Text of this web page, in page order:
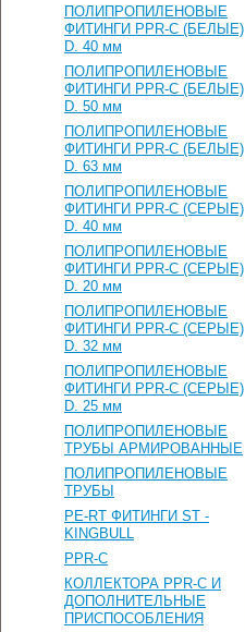
ПОЛИПРОПИЛЕНОВЫЕ
ФИТИНГИ PPR-C (БЕЛЫЕ)
D. 40 мм
ПОЛИПРОПИЛЕНОВЫЕ
ФИТИНГИ PPR-C (БЕЛЫЕ)
D. 50 мм
ПОЛИПРОПИЛЕНОВЫЕ
ФИТИНГИ PPR-C (БЕЛЫЕ)
D. 63 мм
ПОЛИПРОПИЛЕНОВЫЕ
ФИТИНГИ PPR-C (СЕРЫЕ)
D. 40 мм
ПОЛИПРОПИЛЕНОВЫЕ
ФИТИНГИ PPR-C (СЕРЫЕ)
D. 20 мм
ПОЛИПРОПИЛЕНОВЫЕ
ФИТИНГИ PPR-C (СЕРЫЕ)
D. 32 мм
ПОЛИПРОПИЛЕНОВЫЕ
ФИТИНГИ PPR-C (СЕРЫЕ)
D. 25 мм
ПОЛИПРОПИЛЕНОВЫЕ
ТРУБЫ АРМИРОВАННЫЕ
ПОЛИПРОПИЛЕНОВЫЕ
ТРУБЫ
PE-RT ФИТИНГИ ST -
KINGBULL
PPR-C
КОЛЛЕКТОРА PPR-C И
ДОПОЛНИТЕЛЬНЫЕ
ПРИСПОСОБЛЕНИЯ